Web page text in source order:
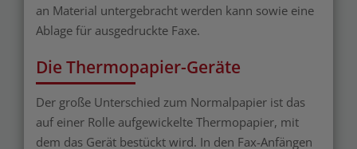
an Material untergebracht werden kann sowie eine
Ablage für ausgedruckte Faxe.
Die Thermopapier-Geräte
Der große Unterschied zum Normalpapier ist das
auf einer Rolle aufgewickelte Thermopapier, mit
dem das Gerät bestückt wird. In den Fax-Anfängen